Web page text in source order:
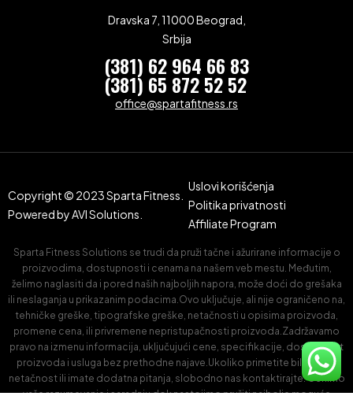
Dravska 7, 11000 Beograd,
Srbija
(381) 62 964 66 83
(381) 65 872 52 52
office@spartafitness.rs
Copyright © 2023 Sparta Fitness.
Powered byAVI Solutions.
Uslovi korišćenja
Politika privatnosti
Affiliate Program
Sparta Fitness Solutions se trudi da pruži tačne i ažurirane informacije o
proizvodima, dostupnosti i cenama na našem veb mestu. Međutim,
želimo naglasiti da i pored naših najboljih napora, može doći do grešaka
ili neslaganja u prikazanim podacima.Ovo uključuje, ali nije ograničeno na,
tehničke greške, tipografske greške, netačnosti u opisima proizvoda,
promene cena, ili privremene nepristupačnosti proizvoda.Zadržavamo
pravo na izmenu informacija, uključujući cene, specifikacije, dostupnost
proizvoda i usluga bez prethodne najave.Ukoliko primetite bilo kakvu
netačnost ili imate dodatna pitanja, slobodno nas kontaktirajte. Cenimo